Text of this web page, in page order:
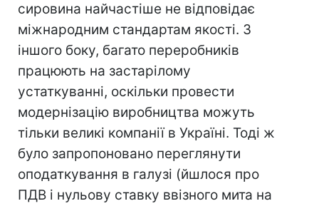
сировина найчастіше не відповідає
міжнародним стандартам якості. З
іншого боку, багато переробників
працюють на застарілому
устаткуванні, оскільки провести
модернізацію виробництва можуть
тільки великі компанії в Україні. Тоді ж
було запропоновано переглянути
оподаткування в галузі (йшлося про
ПДВ і нульову ставку ввізного мита на